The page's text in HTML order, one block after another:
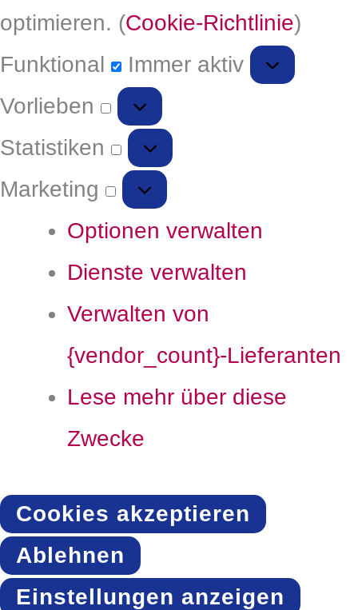
optimieren. (Cookie-Richtlinie)
Funktional
Immer aktiv
Vorlieben
Statistiken
Marketing
Optionen verwalten
Dienste verwalten
Verwalten von
{vendor_count}-Lieferanten
Lese mehr über diese
Zwecke
Cookies akzeptieren
Ablehnen
Einstellungen anzeigen